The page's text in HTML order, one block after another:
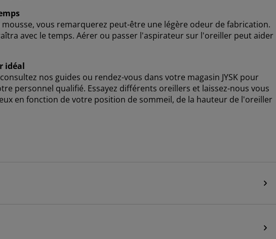
vous remarquerez peut-être une légère odeur de fabrication.
avec le temps. Aérer ou passer l'aspirateur sur l'oreiller peut aider
idéal
nos guides ou rendez-vous dans votre magasin JYSK pour
personnel qualifié. Essayez différents oreillers et laissez-nous vous
en fonction de votre position de sommeil, de la hauteur de l'oreiller